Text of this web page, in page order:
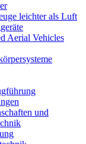
leichter als Luft
Aerial Vehicles
und